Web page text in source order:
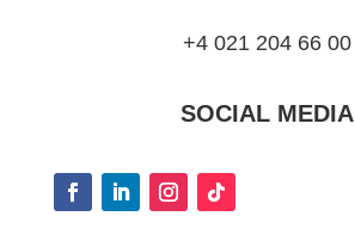
+4 021 204 66 00
SOCIAL MEDIA